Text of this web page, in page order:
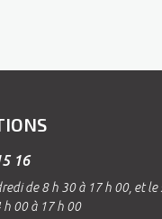
16
de 8 h 30 à 17 h 00, et le
h 00 à 17 h 00